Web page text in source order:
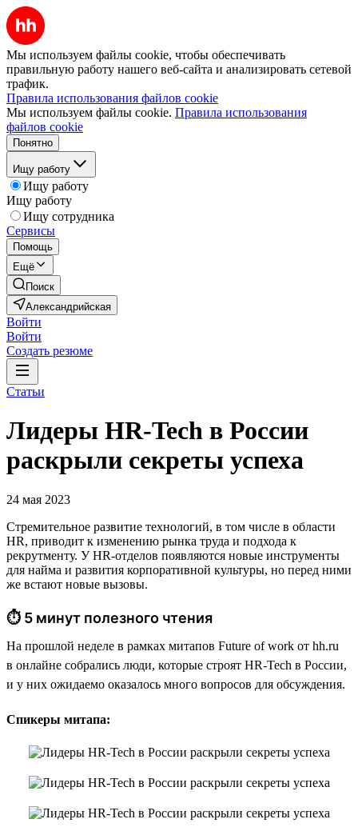
Мы используем файлы cookie, чтобы обеспечивать
правильную работу нашего веб-сайта и анализировать сетевой
трафик.
Правила использования файлов cookie
Мы используем файлы cookie. Правила использования
файлов cookie
Понятно
Ищу работу
Ищу работу
Ищу работу
Ищу сотрудника
Сервисы
Помощь
Ещё
Поиск
Александрийская
Войти
Войти
Создать резюме
Статьи
Лидеры HR-Tech в России
раскрыли секреты успеха
24 мая 2023
Стремительное развитие технологий, в том числе в области
HR, приводит к изменению рынка труда и подхода к
рекрутменту. У HR-отделов появляются новые инструменты
для найма и развития корпоративной культуры, но перед ними
же встают новые вызовы.
⏱ 5 минут полезного чтения
На прошлой неделе в рамках митапов Future of work от hh.ru
в онлайне собрались люди, которые строят HR-Tech в России,
и у них ожидаемо оказалось много вопросов для обсуждения.
Спикеры митапа: